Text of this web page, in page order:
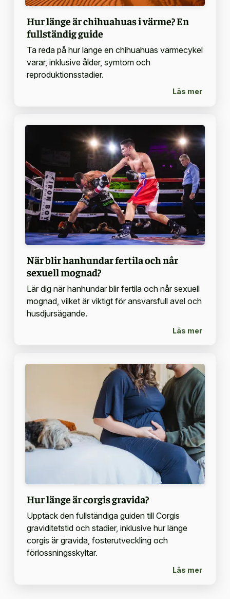
Hur länge är chihuahuas i värme? En
fullständig guide
Ta reda på hur länge en chihuahuas värmecykel
varar, inklusive ålder, symtom och
reproduktionsstadier.
Läs mer
När blir hanhundar fertila och når
sexuell mognad?
Lär dig när hanhundar blir fertila och når sexuell
mognad, vilket är viktigt för ansvarsfull avel och
husdjursägande.
Läs mer
Hur länge är corgis gravida?
Upptäck den fullständiga guiden till Corgis
graviditetstid och stadier, inklusive hur länge
corgis är gravida, fosterutveckling och
förlossningsskyltar.
Läs mer